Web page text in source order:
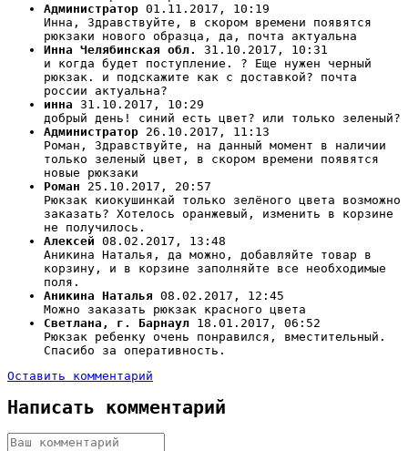
Администратор 01.11.2017, 10:19
Инна, Здравствуйте, в скором времени появятся
рюкзаки нового образца, да, почта актуальна
Инна Челябинская обл.
31.10.2017, 10:31
и когда будет поступление. ? Еще нужен черный
рюкзак. и подскажите как с доставкой? почта
россии актуальна?
инна 31.10.2017, 10:29
добрый день! синий есть цвет? или только зеленый?
Администратор 26.10.2017, 11:13
Роман, Здравствуйте, на данный момент в наличии
только зеленый цвет, в скором времени появятся
новые рюкзаки
Роман 25.10.2017, 20:57
Рюкзак киокушинкай только зелёного цвета возможно
заказать? Хотелось оранжевый, изменить в корзине
не получилось.
Алексей 08.02.2017, 13:48
Аникина Наталья, да можно, добавляйте товар в
корзину, и в корзине заполняйте все необходимые
поля.
Аникина Наталья 08.02.2017, 12:45
Можно заказать рюкзак красного цвета
Светлана, г. Барнаул 18.01.2017, 06:52
Рюкзак ребенку очень понравился, вместительный.
Спасибо за оперативность.
Оставить комментарий
Написать комментарий